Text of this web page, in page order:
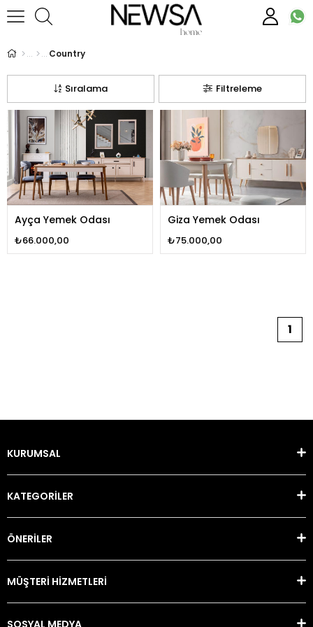
Country
Filtreleme
Sıralama
Ayça Yemek Odası
₺66.000,00
Giza Yemek Odası
₺75.000,00
1
KURUMSAL
KATEGORİLER
ÖNERİLER
MÜŞTERİ HİZMETLERİ
SOSYAL MEDYA